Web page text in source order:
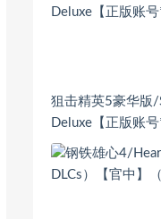
狙击精英5豪华版/
Deluxe【正版账